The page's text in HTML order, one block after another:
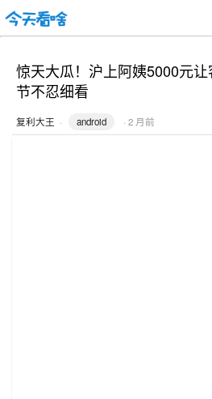
惊天大瓜！沪上阿姨5000元
节不忍细看
复利大王 · android · 2 月前